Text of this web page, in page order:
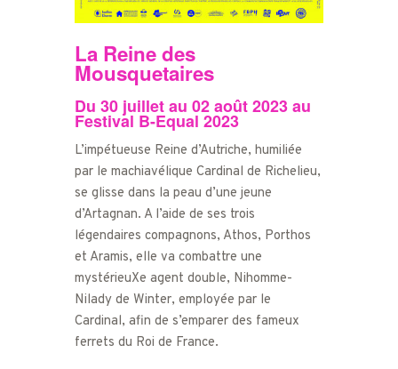
La Reine des
Mousquetaires
Du 30 juillet au 02 août 2023 au
Festival B-Equal 2023
L’impétueuse Reine d’Autriche, humiliée
par le machiavélique Cardinal de Richelieu,
se glisse dans la peau d’une jeune
d’Artagnan. A l’aide de ses trois
légendaires compagnons, Athos, Porthos
et Aramis, elle va combattre une
mystérieuXe agent double, Nihomme-
Nilady de Winter, employée par le
Cardinal, afin de s’emparer des fameux
ferrets du Roi de France.